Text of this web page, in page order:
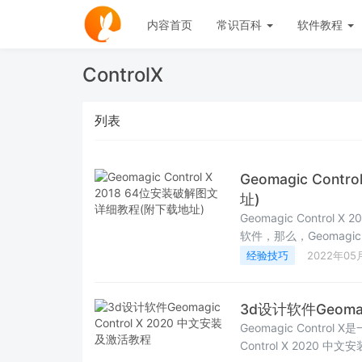
内容首页 常识百科 软件教程
ControlX
列表
Geomagic
址)
Geomagic Control X
软件，那么，
详细介绍Geomagic
经验技巧 2022年05
3d设计软件
Geomagic Control X是
Control X 2020 中文安